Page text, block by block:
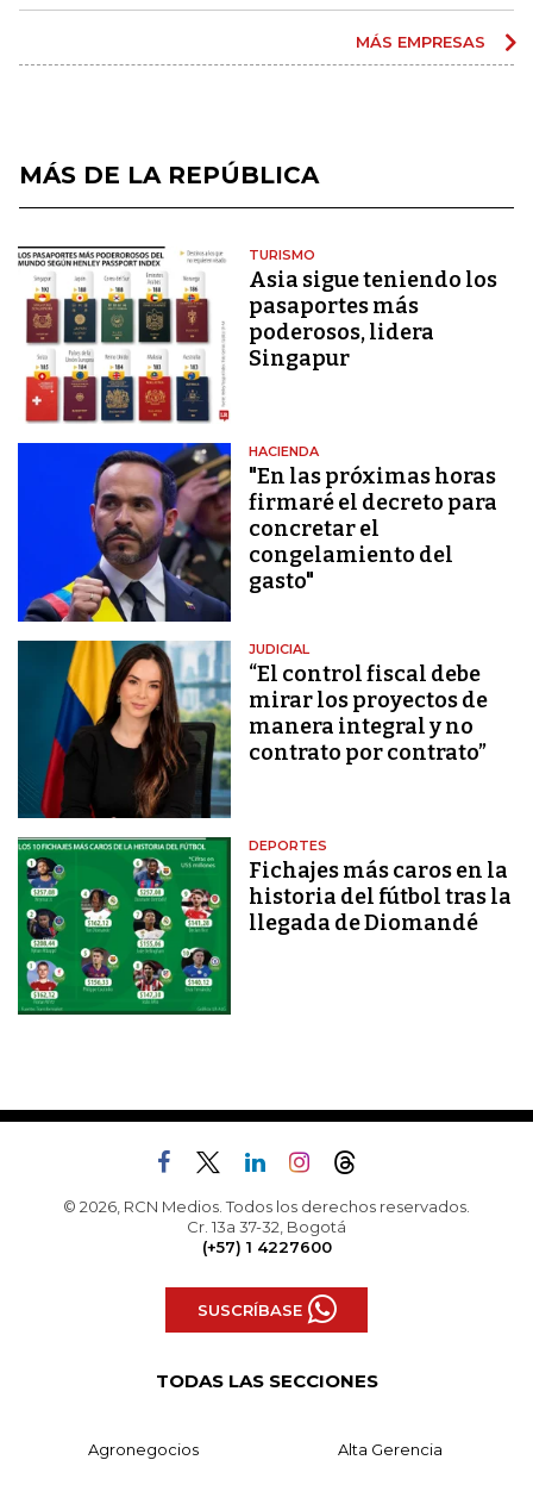
MÁS EMPRESAS
MÁS DE LA REPÚBLICA
TURISMO
Asia sigue teniendo los
pasaportes más
poderosos, lidera
Singapur
HACIENDA
"En las próximas horas
firmaré el decreto para
concretar el
congelamiento del
gasto"
JUDICIAL
“El control fiscal debe
mirar los proyectos de
manera integral y no
contrato por contrato”
DEPORTES
Fichajes más caros en la
historia del fútbol tras la
llegada de Diomandé
© 2026, RCN Medios. Todos los derechos reservados.
Cr. 13a 37-32, Bogotá
(+57) 1 4227600
SUSCRÍBASE
TODAS LAS SECCIONES
Agronegocios Alta Gerencia